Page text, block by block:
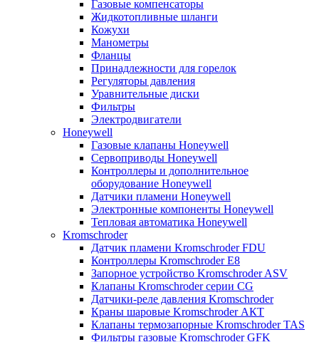
Газовые компенсаторы
Жидкотопливные шланги
Кожухи
Манометры
Фланцы
Принадлежности для горелок
Регуляторы давления
Уравнительные диски
Фильтры
Электродвигатели
Honeywell
Газовые клапаны Honeywell
Сервоприводы Honeywell
Контроллеры и дополнительное
оборудование Honeywell
Датчики пламени Honeywell
Электронные компоненты Honeywell
Тепловая автоматика Honeywell
Kromschroder
Датчик пламени Kromschroder FDU
Контроллеры Kromschroder E8
Запорное устройство Kromschroder ASV
Клапаны Kromschroder серии CG
Датчики-реле давления Kromschroder
Краны шаровые Kromschroder АКТ
Клапаны термозапорные Kromschroder TAS
Фильтры газовые Kromschroder GFK